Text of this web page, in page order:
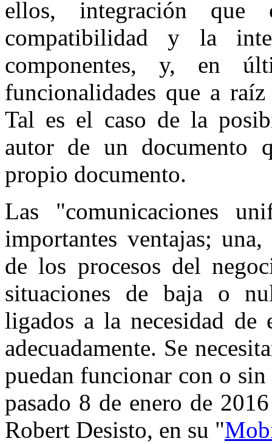
ellos, integración
compatibilidad y la
componentes, y, en
funcionalidades que a
Tal es el caso de la
autor de un documento
propio documento.
Las "comunicaciones
importantes ventajas;
de los procesos del
situaciones de baja o
ligados a la necesidad de
adecuadamente. Se
puedan funcionar con o
pasado 8 de enero de
Robert Desisto, en su "